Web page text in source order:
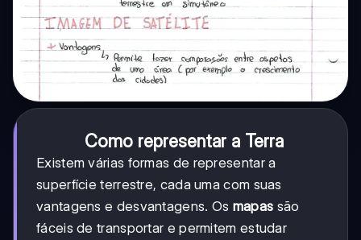
Como representar a Terra
Existem várias formas de representar a
superfície terrestre, cada uma com suas
vantagens e desvantagens. Os mapas são
fáceis de transportar e permitem estudar